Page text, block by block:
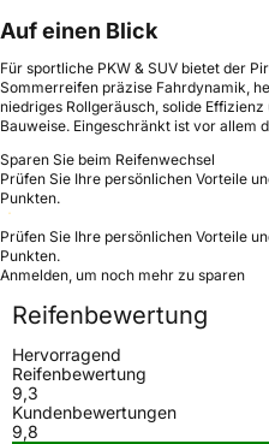
Auf einen Blick
Für sportliche PKW & SUV bietet der
Sommerreifen präzise Fahrdynamik,
niedriges Rollgeräusch, solide
Bauweise. Eingeschränkt ist vor allem
Sparen Sie beim Reifenwechsel
Prüfen Sie Ihre persönlichen Vorteile
Punkten.
Prüfen Sie Ihre persönlichen Vorteile
Punkten.
Anmelden, um noch mehr zu sparen
Reifenbewertung
Hervorragend
Reifenbewertung
9,3
Kundenbewertungen
9,8